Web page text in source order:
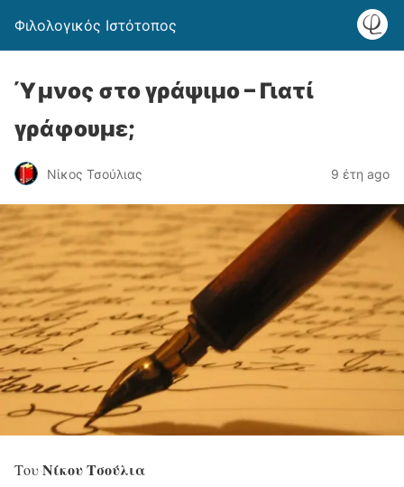
Φιλολογικός Ιστότοπος
Ύμνος στο γράψιμο – Γιατί
γράφουμε;
Νίκος Τσούλιας 9 έτη ago
ΤουΝίκου Τσούλια